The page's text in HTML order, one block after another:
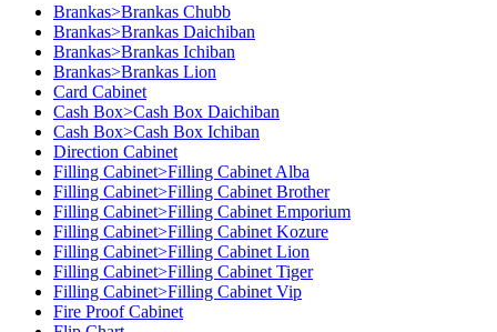
Brankas>Brankas Chubb
Brankas>Brankas Daichiban
Brankas>Brankas Ichiban
Brankas>Brankas Lion
Card Cabinet
Cash Box>Cash Box Daichiban
Cash Box>Cash Box Ichiban
Direction Cabinet
Filling Cabinet>Filling Cabinet Alba
Filling Cabinet>Filling Cabinet Brother
Filling Cabinet>Filling Cabinet Emporium
Filling Cabinet>Filling Cabinet Kozure
Filling Cabinet>Filling Cabinet Lion
Filling Cabinet>Filling Cabinet Tiger
Filling Cabinet>Filling Cabinet Vip
Fire Proof Cabinet